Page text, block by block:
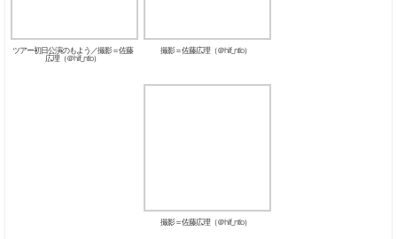
ツアー初日公演のもよう／撮影＝佐藤
広理（＠hilf_ntlo）
撮影＝佐藤広理（＠hilf_ntlo）
撮影＝佐藤広理（＠hilf_ntlo）